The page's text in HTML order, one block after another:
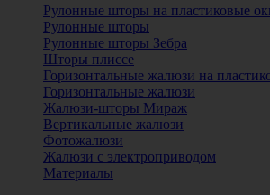
Рулонные шторы на пластиковые
Рулонные шторы
Рулонные шторы Зебра
Шторы плиссе
Горизонтальные жалюзи на
Горизонтальные жалюзи
Жалюзи-шторы Мираж
Вертикальные жалюзи
Фотожалюзи
Жалюзи с электроприводом
Материалы